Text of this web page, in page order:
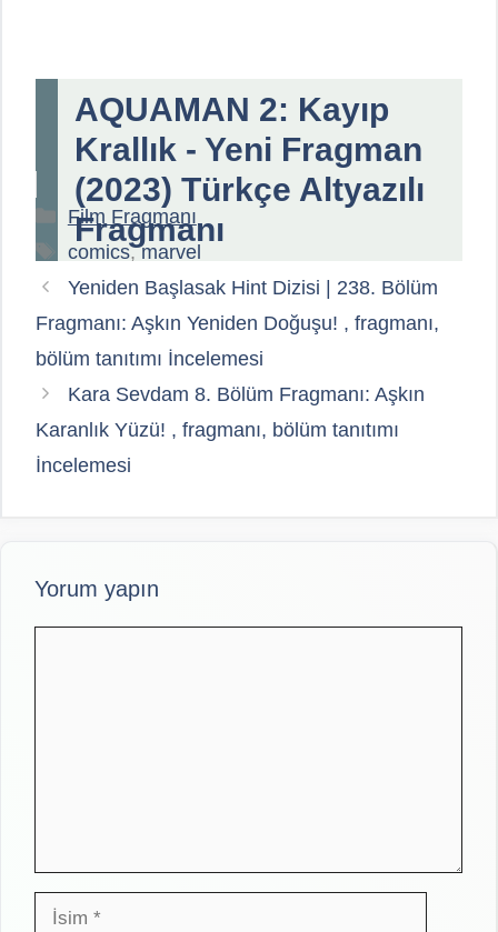
AQUAMAN 2: Kayıp
Krallık - Yeni Fragman
(2023) Türkçe Altyazılı
Fragmanı
Kategoriler
Film Fragmanı
Etiketler
comics,marvel
Yeniden Başlasak Hint Dizisi | 238. Bölüm
Fragmanı: Aşkın Yeniden Doğuşu! , fragmanı,
bölüm tanıtımı İncelemesi
Kara Sevdam 8. Bölüm Fragmanı: Aşkın
Karanlık Yüzü! , fragmanı, bölüm tanıtımı
İncelemesi
Yorum yapın
İsim